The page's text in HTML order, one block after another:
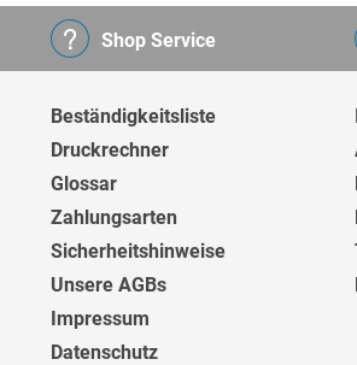
Shop Service
Beständigkeitsliste
Druckrechner
Glossar
Zahlungsarten
Sicherheitshinweise
Unsere AGBs
Impressum
Datenschutz